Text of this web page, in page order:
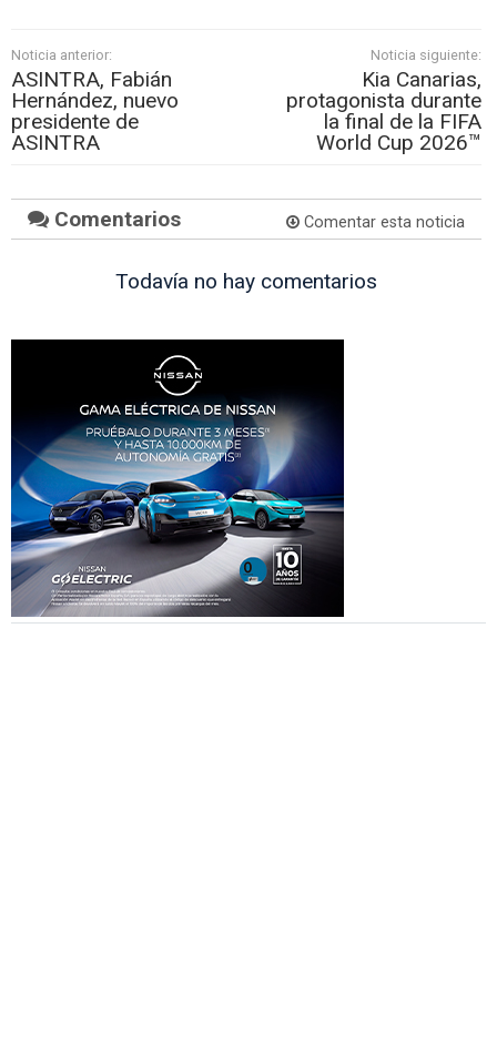
Noticia anterior:
ASINTRA, Fabián
Hernández, nuevo
presidente de
ASINTRA
Noticia siguiente:
Kia Canarias,
protagonista durante
la final de la FIFA
World Cup 2026™
Comentarios Comentar esta noticia
Todavía no hay comentarios